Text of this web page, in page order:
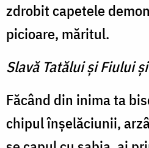
zdrobit capetele
picioare, măritul.
Slavă Tatălui şi Fiului
Făcând din inima ta
chipul înşelăciunii,